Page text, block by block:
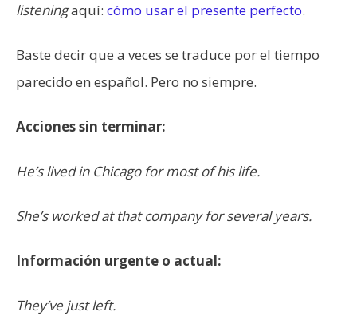
listeningaquí: cómo usar el presente perfecto.
Baste decir que a veces se traduce por el tiempo
parecido en español. Pero no siempre.
Acciones sin terminar:
He’s lived in Chicago for most of his life.
She’s worked at that company for several years.
Información urgente o actual:
They’ve just left.